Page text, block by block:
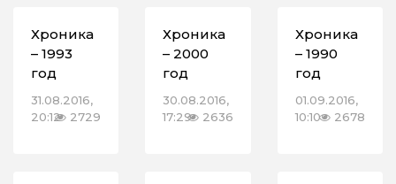
Хроника
– 1993
год
31.08.2016,
20:12
2729
Хроника
– 2000
год
30.08.2016,
17:29 2636
Хроника
– 1990
год
01.09.2016,
10:10
2678